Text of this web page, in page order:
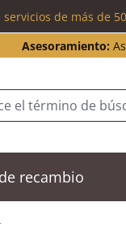
servicios de más de
Asesoramiento:
recambio